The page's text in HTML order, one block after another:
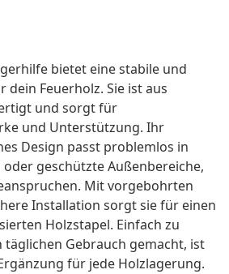
bietet eine stabile und
dein Feuerholz. Sie ist aus
und sorgt für
und Unterstützung. Ihr
Design passt problemlos in
oder geschützte Außenbereiche,
Mit vorgebohrten
Installation sorgt sie für einen
Holzstapel. Einfach zu
Gebrauch gemacht, ist
für jede Holzlagerung.